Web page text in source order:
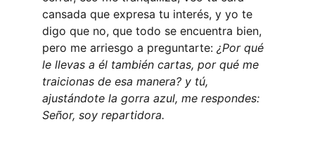
cansada que expresa tu interés, y yo te
digo que no, que todo se encuentra bien,
pero me arriesgo a preguntarte: ¿Por qué
le llevas a él también cartas, por qué me
traicionas de esa manera? y tú,
ajustándote la gorra azul, me respondes:
Señor, soy repartidora.